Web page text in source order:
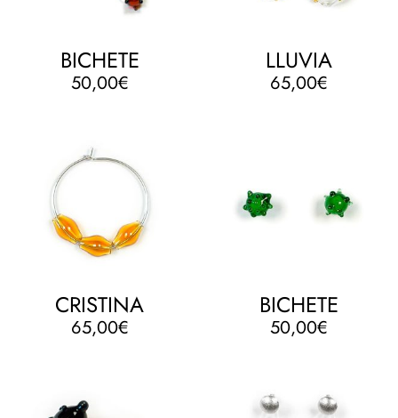
BICHETE
50,00€
LLUVIA
65,00€
CRISTINA
65,00€
BICHETE
50,00€